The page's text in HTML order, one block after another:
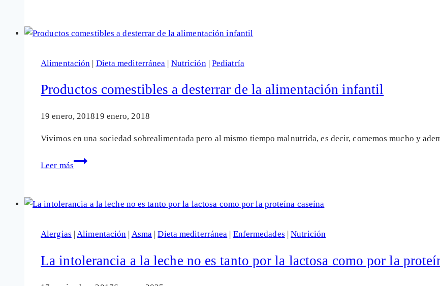
pediatría
donde
se
puede
amamantar
un
Alimentación | Dieta mediterránea | Nutrición | Pediatría
Productos comestibles a desterrar de la alimentación infantil
19 enero, 201819 enero, 2018
Vivimos en una sociedad sobrealimentada pero al mismo tiempo malnutrida, es decir, comemos mucho y
Leer más
Productos
desterrar
la
infantil
Alergias |Alimentación Asma |Dieta mediterránea Enfermedades |Nutrición
La intolerancia a la leche no es tanto por la lactosa como por la